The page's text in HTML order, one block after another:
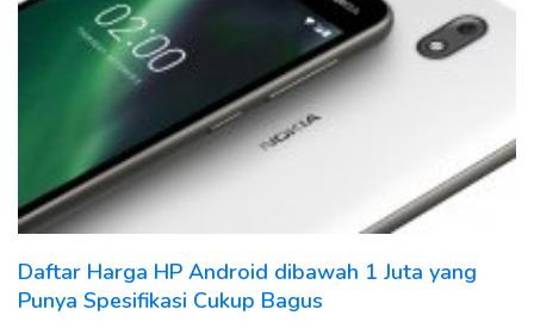
Daftar Harga HP Android dibawah 1 Juta yang
Punya Spesifikasi Cukup Bagus